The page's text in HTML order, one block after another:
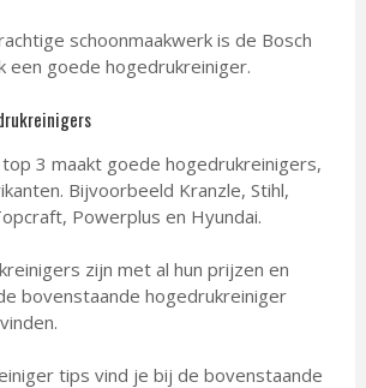
schoonmaakwerk is de Bosch
een goede hogedrukreiniger.
3 maakt goede hogedrukreinigers,
Bijvoorbeeld Kranzle, Stihl,
Powerplus en Hyundai.
zijn met al hun prijzen en
bovenstaande hogedrukreiniger
tips vind je bij de bovenstaande